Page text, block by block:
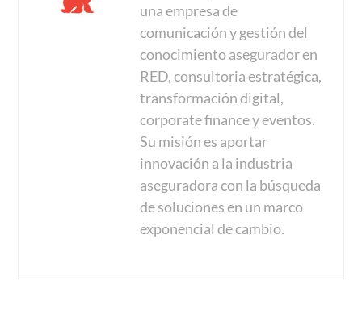
una empresa de
comunicación y gestión del
conocimiento asegurador en
RED, consultoria estratégica,
transformación digital,
corporate finance y eventos.
Su misión es aportar
innovación a la industria
aseguradora con la búsqueda
de soluciones en un marco
exponencial de cambio.